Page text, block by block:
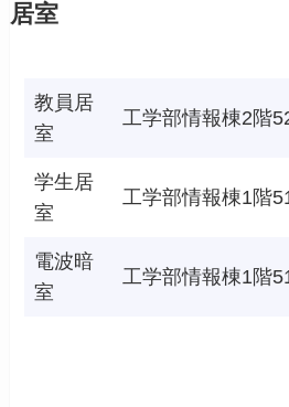
居室
教員居
室
工学部情報棟2階
学生居
室
工学部情報棟1階
電波暗
室
工学部情報棟1階